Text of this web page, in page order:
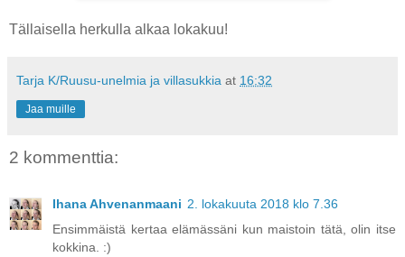
Tällaisella herkulla alkaa lokakuu!
Tarja K/Ruusu-unelmia ja villasukkia at 16:32
Jaa muille
2 kommenttia:
Ihana Ahvenanmaani 2. lokakuuta 2018 klo 7.36
Ensimmäistä kertaa elämässäni kun maistoin tätä, olin itse
kokkina. :)